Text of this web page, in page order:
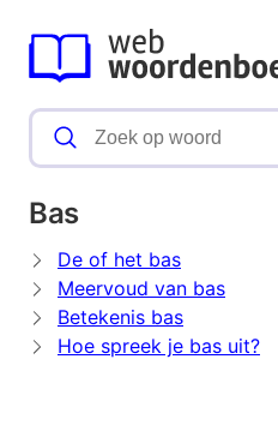
Bas
De of het bas
Meervoud van bas
Betekenis bas
Hoe spreek je bas uit?